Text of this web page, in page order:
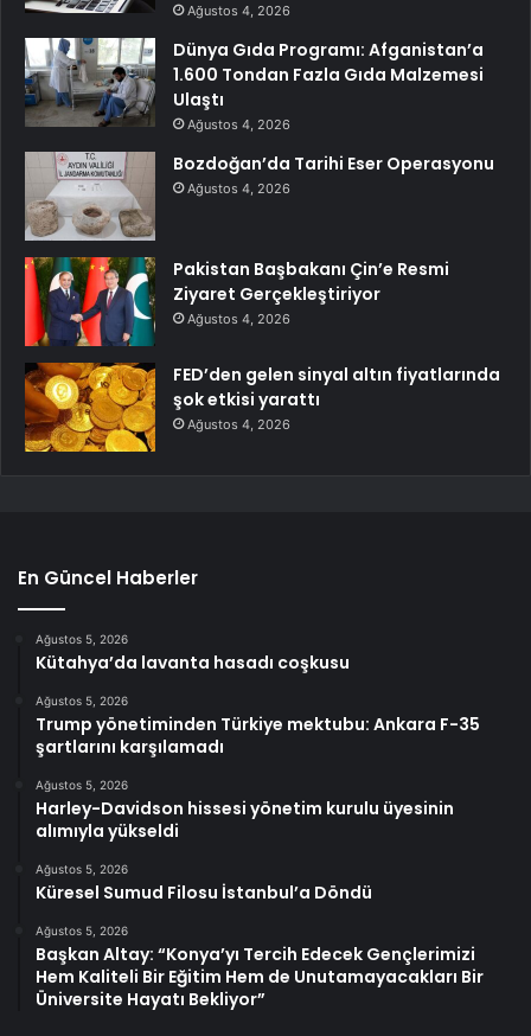
Ağustos 4, 2026
Dünya Gıda Programı: Afganistan’a
1.600 Tondan Fazla Gıda Malzemesi
Ulaştı
Ağustos 4, 2026
Bozdoğan’da Tarihi Eser Operasyonu
Ağustos 4, 2026
Pakistan Başbakanı Çin’e Resmi
Ziyaret Gerçekleştiriyor
Ağustos 4, 2026
FED’den gelen sinyal altın fiyatlarında
şok etkisi yarattı
Ağustos 4, 2026
En Güncel Haberler
Ağustos 5, 2026
Kütahya’da lavanta hasadı coşkusu
Ağustos 5, 2026
Trump yönetiminden Türkiye mektubu: Ankara F-35
şartlarını karşılamadı
Ağustos 5, 2026
Harley-Davidson hissesi yönetim kurulu üyesinin
alımıyla yükseldi
Ağustos 5, 2026
Küresel Sumud Filosu İstanbul’a Döndü
Ağustos 5, 2026
Başkan Altay: “Konya’yı Tercih Edecek Gençlerimizi
Hem Kaliteli Bir Eğitim Hem de Unutamayacakları Bir
Üniversite Hayatı Bekliyor”